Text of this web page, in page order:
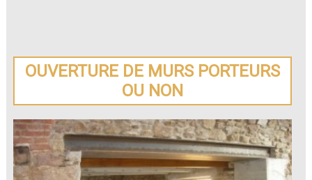
OUVERTURE DE MURS PORTEURS
OU NON